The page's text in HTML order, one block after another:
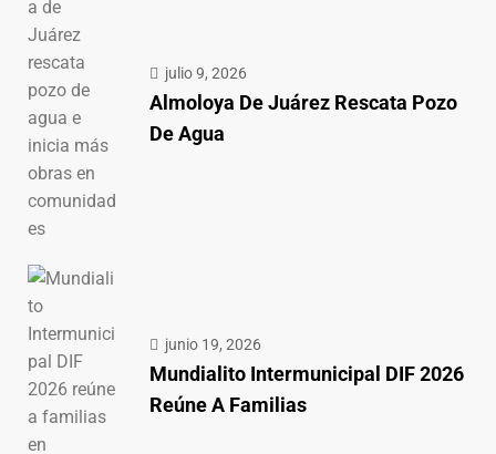
julio 9, 2026
Almoloya De Juárez Rescata Pozo
De Agua
junio 19, 2026
Mundialito Intermunicipal DIF 2026
Reúne A Familias